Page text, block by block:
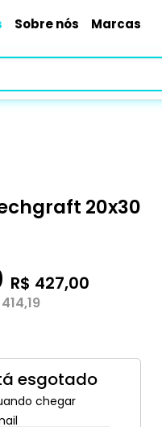
Sobre nós Marcas
20x30
R$ 427,00
esgotado
chegar